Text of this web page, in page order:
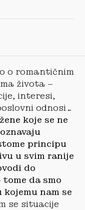
o romantičnim
života –
interesi,
odnosi…
koje se ne
principu
u svim ranije
do
da smo
nam se
se situacije